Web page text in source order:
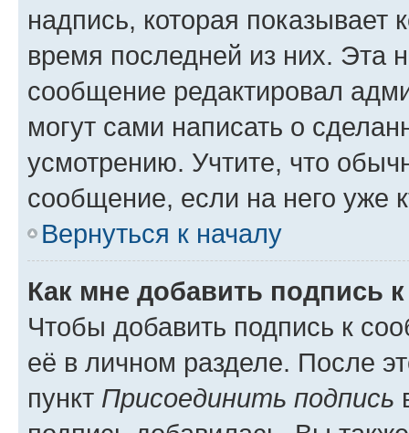
надпись, которая показывает
время последней из них. Эта
сообщение редактировал
могут сами написать о
усмотрению. Учтите, что
сообщение, если на него уже
Вернуться к началу
Как мне добавить подпись
Чтобы добавить подпись к
её в личном разделе. После
пункт Присоединить подпись